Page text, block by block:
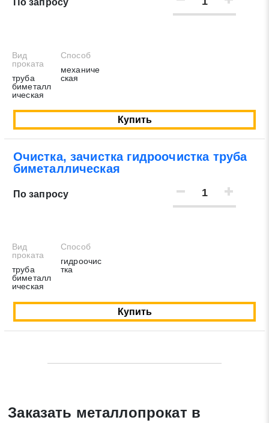
По запросу
Вид
проката
труба
биметалл
ическая
Способ
механиче
ская
Купить
Очистка, зачистка гидроочистка труба
биметаллическая
По запросу
Вид
проката
труба
биметалл
ическая
Способ
гидроочис
тка
Купить
Заказать металлопрокат в
Закрыть
* - обязательные поля для заполнения
на обработку своих персональных данных в соответствии со